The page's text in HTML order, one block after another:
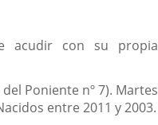
acudir con su propia
del Poniente nº 7). Martes
entre 2011 y 2003.